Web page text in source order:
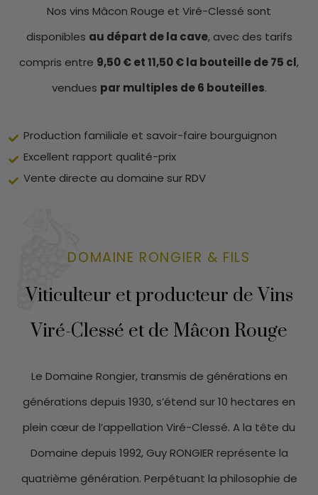
Nos vins Mâcon Rouge et Viré-Clessé sont
disponibles au départ de la cave, avec des tarifs
compris entre 9,50 € et 11,50 € la bouteille de 75 cl,
vendues par multiples de 6 bouteilles.
Production familiale et savoir-faire bourguignon
Excellent rapport qualité-prix
Vente directe au domaine sur RDV
DOMAINE RONGIER & FILS
Viticulteur et producteur de Vins
Viré-Clessé et de Mâcon Rouge
Le Domaine Rongier, transmis de générations en
générations depuis 1930, s’étend sur 10 hectares en
plein cœur de l’appellation Viré-Clessé. A la tête du
Domaine depuis 1992, Guy RONGIER représente la
quatrième génération. Perpétuant la philosophie de